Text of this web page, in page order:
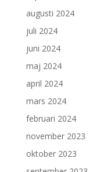
augusti 2024
juli 2024
juni 2024
maj 2024
april 2024
mars 2024
februari 2024
november 2023
oktober 2023